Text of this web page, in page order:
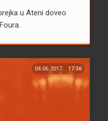
u Ateni doveo
04.06.2017. 17:36